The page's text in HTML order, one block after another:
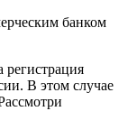
банком
регистрация
В этом случае